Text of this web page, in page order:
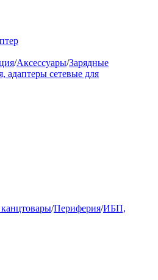
/Аксессуары/Зарядные
адаптеры сетевые для
/Периферия/ИБП,